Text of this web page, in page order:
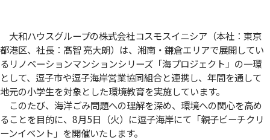
大和ハウスグループの株式会社コスモスイニシア（本社：東京
都港区、社長：髙智 亮大朗）は、湘南・鎌倉エリアで展開してい
るリノベーションマンションシリーズ「海プロジェクト」の一環
として、逗子市や逗子海岸営業協同組合と連携し、年間を通して
地元の小学生を対象とした環境教育を実施しています。
このたび、海洋ごみ問題への理解を深め、環境への関心を高め
ることを目的に、8月5日（火）に逗子海岸にて「親子ビーチクリ
ーンイベント」を開催いたします。